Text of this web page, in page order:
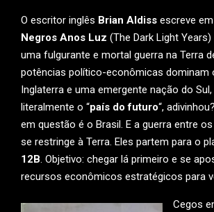
O escritor inglês Brian Aldiss escreve
Negros Anos Luz (The Dark Light
uma fulgurante e mortal guerra na Terra
potências político-econômicas dominam
Inglaterra e uma emergente nação do
literalmente o “país do futuro“,
em questão é o Brasil. E a guerra entre
se restringe à Terra. Eles partem para o
12B. Objetivo: chegar lá primeiro e se
recursos econômicos estratégicos para
Cegos